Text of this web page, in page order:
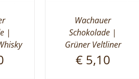
|
Wachauer
Schokolade |
Grüner Veltliner
€5,10